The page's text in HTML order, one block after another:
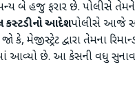
બે હજુ ફરાર છે. પોલીસે
કસ્ટડીનો આદેશ​પોલીસે આજે
જો કે, મેજીસ્ટ્રેટ દ્વારા
આવ્યો છે. આ કેસની વધુ